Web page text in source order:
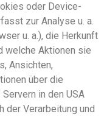
oder Device-
zur Analyse u. a.
u. a.), die Herkunft
welche Aktionen sie
Ansichten,
über die
in den USA
der Verarbeitung und